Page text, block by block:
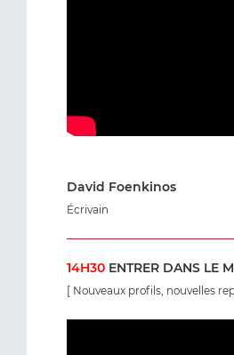
David Foenkinos
Écrivain
14H30 ENTRER DANS LE
[ Nouveaux profils, nouvelles